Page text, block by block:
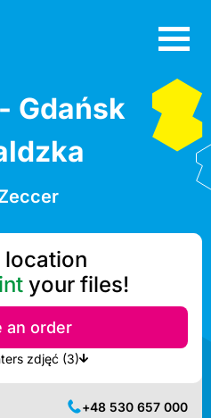
Gdańsk
location
your files!
an order
Show nearest available printers zdjęć (3)
+48 530 657 000